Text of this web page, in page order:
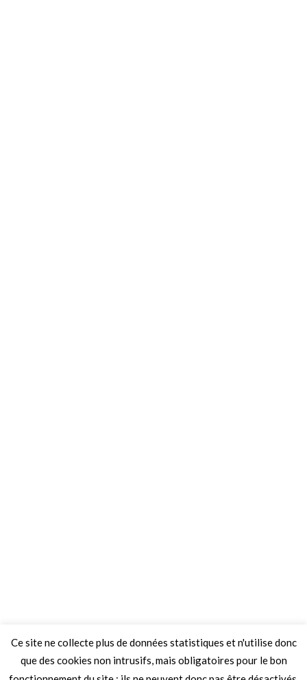
Ce site ne collecte plus de données statistiques et n'utilise donc
que des cookies non intrusifs, mais obligatoires pour le bon